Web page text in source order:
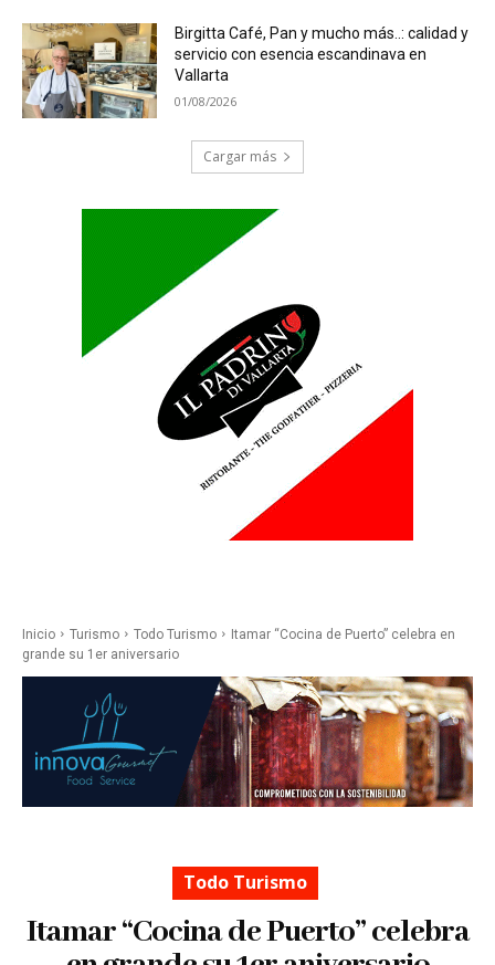
Birgitta Café, Pan y mucho más..: calidad y
servicio con esencia escandinava en
Vallarta
01/08/2026
Cargar más